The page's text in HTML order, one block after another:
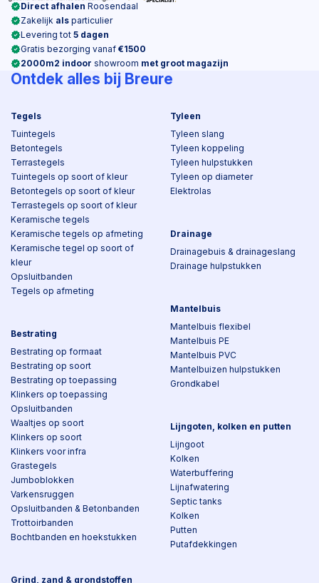
Direct afhalen Roosendaal
Zakelijk als particulier
Levering tot 5 dagen
Gratis bezorging vanaf €1500
2000m2 indoor showroom met groot magazijn
Ontdek alles bij Breure
Tegels
Tuintegels
Betontegels
Terrastegels
Tuintegels op soort of kleur
Betontegels op soort of kleur
Terrastegels op soort of kleur
Keramische tegels
Keramische tegels op afmeting
Keramische tegel op soort of
kleur
Opsluitbanden
Tegels op afmeting
Bestrating
Bestrating op formaat
Bestrating op soort
Bestrating op toepassing
Klinkers op toepassing
Opsluitbanden
Waaltjes op soort
Klinkers op soort
Klinkers voor infra
Grastegels
Jumboblokken
Varkensruggen
Opsluitbanden & Betonbanden
Trottoirbanden
Bochtbanden en hoekstukken
Grind, zand & grondstoffen
Tyleen
Tyleen slang
Tyleen koppeling
Tyleen hulpstukken
Tyleen op diameter
Elektrolas
Drainage
Drainagebuis & drainageslang
Drainage hulpstukken
Mantelbuis
Mantelbuis flexibel
Mantelbuis PE
Mantelbuis PVC
Mantelbuizen hulpstukken
Grondkabel
Lijngoten, kolken en putten
Lijngoot
Kolken
Waterbuffering
Lijnafwatering
Septic tanks
Kolken
Putten
Putafdekkingen